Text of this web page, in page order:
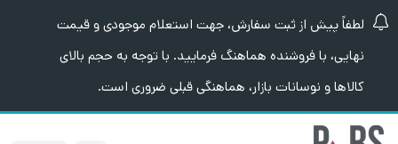
لطفاً پیش از ثبت سفارش، جهت استعلام موجودی و قیمت
نهایی، با فروشنده هماهنگ فرمایید. با توجه به حجم بالای
کالاها و نوسانات بازار، هماهنگی قبلی ضروری است.